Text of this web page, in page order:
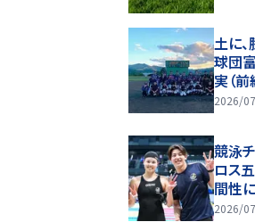
土に
球団
実（前
2026/
競泳
ロス
間性
2026/